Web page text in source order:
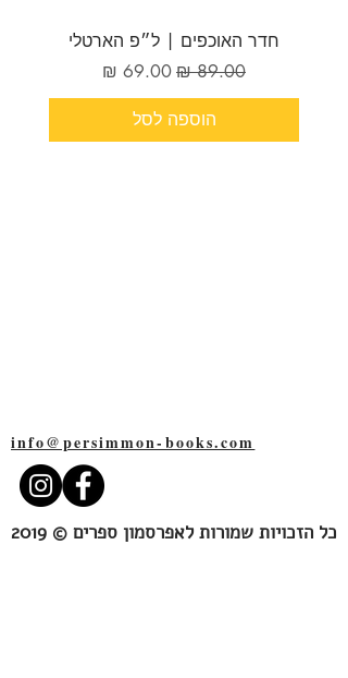
חדר האוכפים | ל״פ הארטלי
מחיר רגילמחיר מבצע
הוספה לסל
info@persimmon-books.com
כל הזכויות שמורות לאפרסמון ספרים © 2019